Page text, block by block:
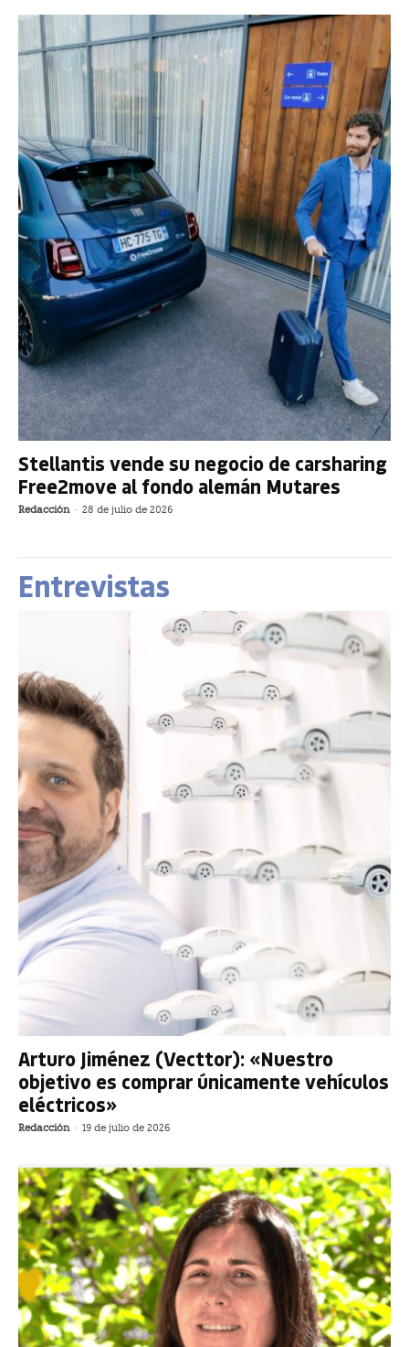
Stellantis vende su negocio de carsharing
Free2move al fondo alemán Mutares
Redacción - 28 de julio de 2026
Entrevistas
Arturo Jiménez (Vecttor): «Nuestro
objetivo es comprar únicamente vehículos
eléctricos»
Redacción - 19 de julio de 2026